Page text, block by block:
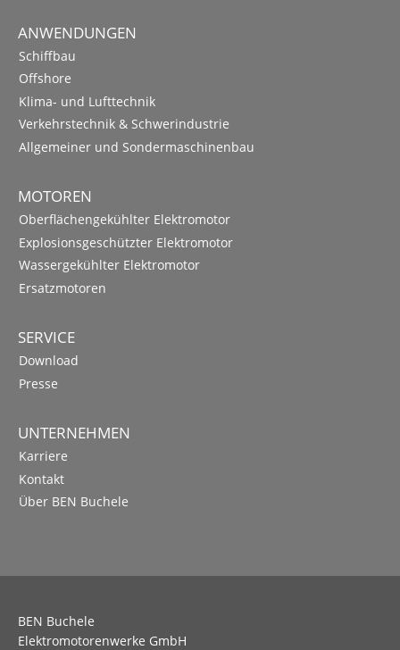
ANWENDUNGEN
Schiffbau
Offshore
Klima- und Lufttechnik
Verkehrstechnik & Schwerindustrie
Allgemeiner und Sondermaschinenbau
MOTOREN
Oberflächengekühlter Elektromotor
Explosionsgeschützter Elektromotor
Wassergekühlter Elektromotor
Ersatzmotoren
SERVICE
Download
Presse
UNTERNEHMEN
Karriere
Kontakt
Über BEN Buchele
BEN Buchele
Elektromotorenwerke GmbH